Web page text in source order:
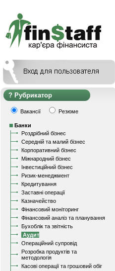
Рубрикатор
Вакансії Резюме
Банки
Роздрібний бізнес
Середній та малий бізнес
Корпоративний бізнес
Міжнародний бізнес
Інвестиційний бізнес
Ризик-менеджмент
Кредитування
Заставні операції
Казначейство
Фінансовий моніторинг
Фінансовий аналіз та планування
Бухоблік та звітність
Аудит
Операційний супровід
Розробка продуктів та
методологія
Касові операції та грошовий обіг